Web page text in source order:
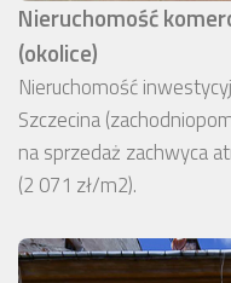
Nieruchomość
(okolice)
Nieruchomość
Szczecina
na sprzedaż zachwyca
(2 071 zł/m2).